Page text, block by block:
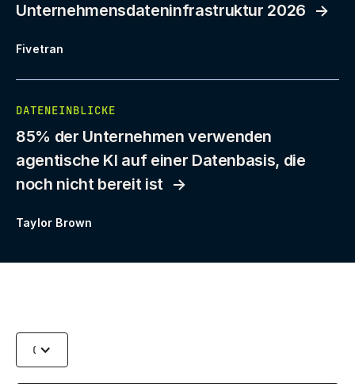
Unternehmensdateninfrastruktur 2026
Fivetran
DATENEINBLICKE
85% der Unternehmen verwenden
agentische KI auf einer Datenbasis, die
noch nicht bereit ist
Taylor Brown
Categories